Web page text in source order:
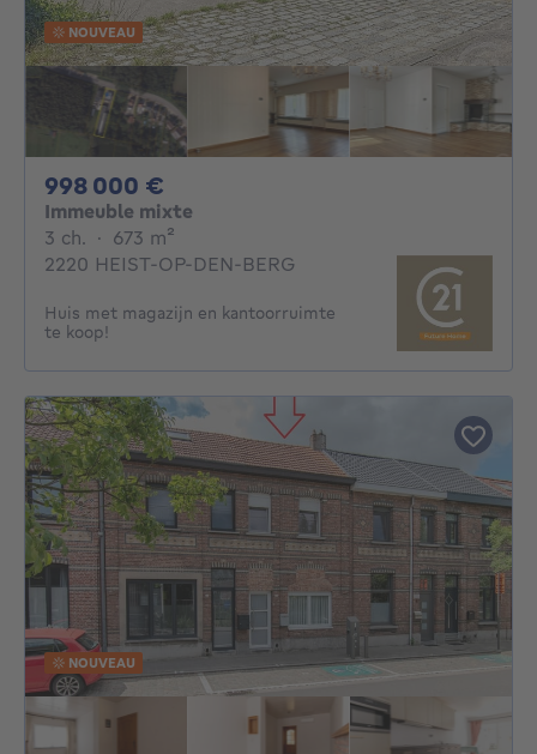
NOUVEAU
998 000 €
Immeuble mixte
3 ch. 3 chambres
· 673 m²
2220 HEIST-OP-DEN-BERG
Huis met magazijn en kantoorruimte
te koop!
NOUVEAU